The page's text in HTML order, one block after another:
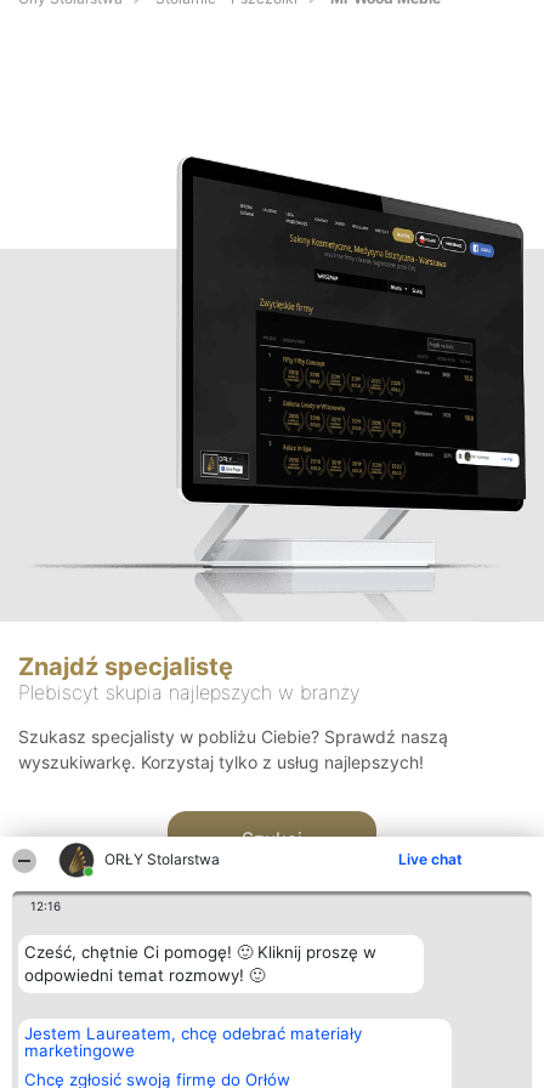
ORŁY Stolarstwa Live chat
12:16
Cześć, chętnie Ci pomogę! 🙂 Kliknij proszę w
odpowiedni temat rozmowy! 🙂
Jestem Laureatem, chcę odebrać materiały
marketingowe
Chcę zgłosić swoją firmę do Orłów
Znajdź specjalistę
Plebiscyt skupia najlepszych w branży
Szukasz specjalisty w pobliżu Ciebie? Sprawdź naszą
wyszukiwarkę. Korzystaj tylko z usług najlepszych!
Szukaj
Organizator plebiscytu
Bright Side Solutions sp. z o.
o. sp. k.
ul. Ruska 22
Plebiscyt
Laureaci
wszystkich
Kontakt
Kontakt